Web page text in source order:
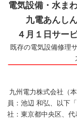
電気設備・水ま
九電あんし
４月１日サー
既存の電気設備修理
九州電力株式会社（
員：池辺 和弘、以下
社：東京都中央区、